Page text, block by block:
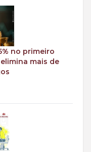
no primeiro
mais de